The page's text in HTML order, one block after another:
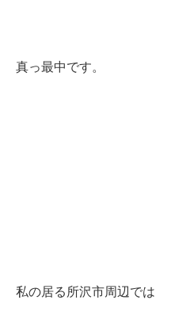
真っ最中です。
私の居る所沢市周辺では